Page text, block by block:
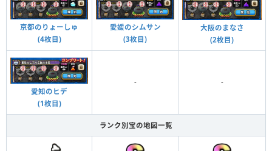
京都のりょーしゅ
(4枚目)
愛媛のシムサン
(3枚目)
大阪のまなさ
(2枚目)
愛知のヒデ
(1枚目)
- -
ランク別宝の地図一覧